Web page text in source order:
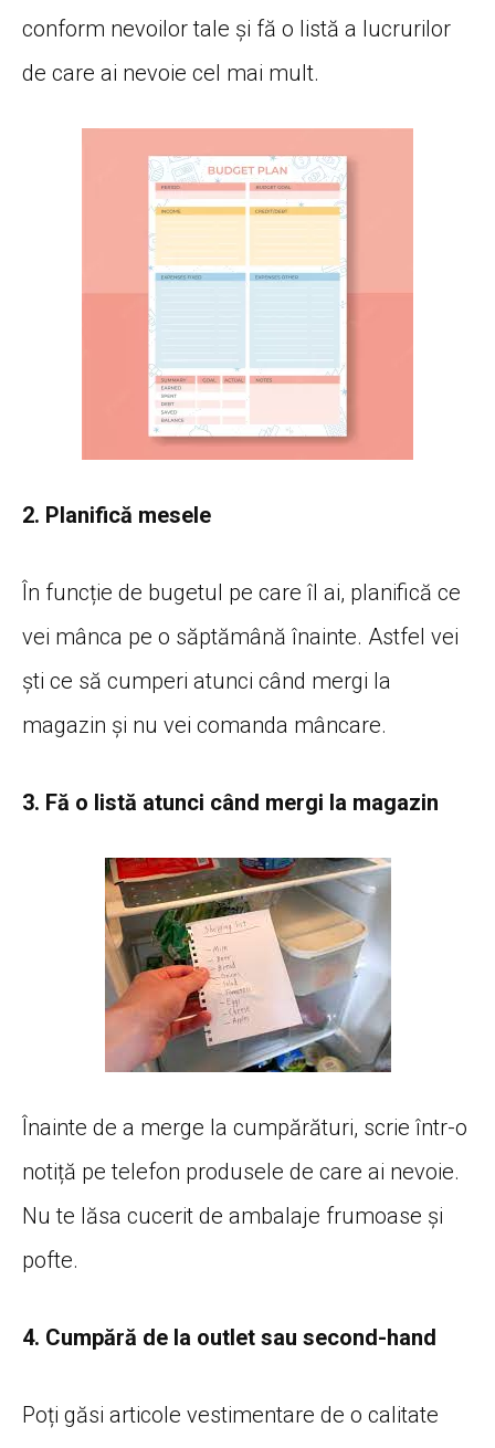
conform nevoilor tale și fă o listă a lucrurilor
de care ai nevoie cel mai mult.
2. Planifică mesele
În funcție de bugetul pe care îl ai, planifică ce
vei mânca pe o săptămână înainte. Astfel vei
ști ce să cumperi atunci când mergi la
magazin și nu vei comanda mâncare.
3. Fă o listă atunci când mergi la magazin
Înainte de a merge la cumpărături, scrie într-o
notiță pe telefon produsele de care ai nevoie.
Nu te lăsa cucerit de ambalaje frumoase și
pofte.
4. Cumpără de la outlet sau second-hand
Poți găsi articole vestimentare de o calitate